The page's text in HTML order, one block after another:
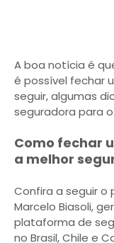
A boa notícia é
é possível fechar
seguir, algumas
seguradora para
Como fechar
a melhor
Confira a seguir o
Marcelo Biasoli,
plataforma de
no Brasil, Chile e